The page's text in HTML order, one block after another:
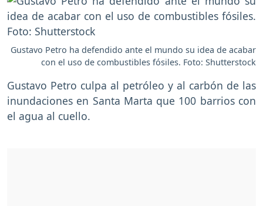
Gustavo Petro ha defendido ante el mundo su idea de acabar
con el uso de combustibles fósiles. Foto: Shutterstock
Gustavo Petro culpa al petróleo y al carbón de las
inundaciones en Santa Marta que 100 barrios con
el agua al cuello.